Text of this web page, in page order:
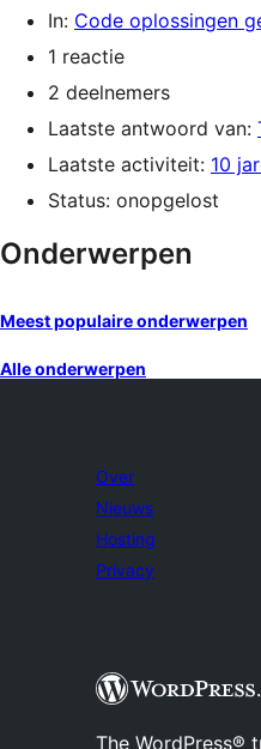
In: Code oplossingen
1 reactie
2 deelnemers
Laatste antwoord van:
Laatste activiteit: 10
Status: onopgelost
Onderwerpen
Meest populaire onderwerpen
Alle onderwerpen
Over
Nieuws
Hosting
Privacy
The WordPress®